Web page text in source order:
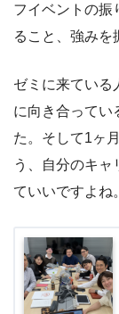
フイベントの振
ること、強みを
ゼミに来ている
に向き合ってい
た。そして1ヶ
う、自分のキャ
ていいですよね。